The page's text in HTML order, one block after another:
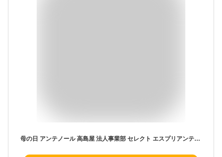
母の日 アンテノール 高島屋 法人事業部 セレクト エスプリアンテノール 44個入 EA-3A / ブランド お菓子 焼き菓子 セット クッキー ラングドシャ ガトーセック 贈り物 スイーツ 誕生日 女性 お茶菓子 手土産 お祝い 缶入り プレゼント 菓子折り JGS お返し 母の日ギフト2026